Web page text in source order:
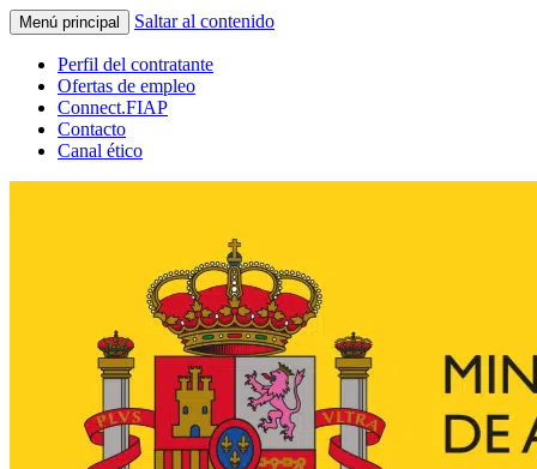
Menú principal Saltar al contenido
Perfil del contratante
Ofertas de empleo
Connect.FIAP
Contacto
Canal ético